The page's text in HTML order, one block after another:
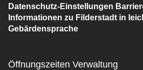
Datenschutz-Einstellungen
Informationen zu Filderstadt in
Gebärdensprache
Öffnungszeiten Verwaltung